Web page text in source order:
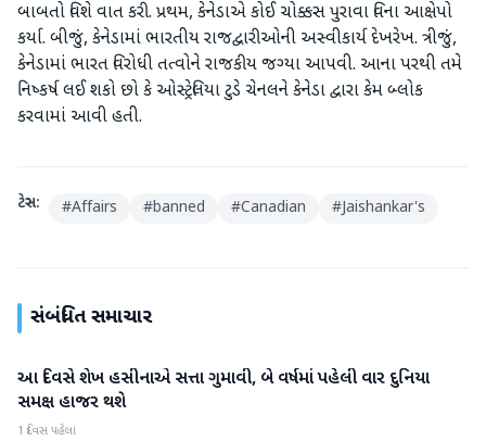
બાબતો વિશે વાત કરી. પ્રથમ, કેનેડાએ કોઈ ચોક્કસ પુરાવા વિના આક્ષેપો
કર્યા. બીજું, કેનેડામાં ભારતીય રાજદ્વારીઓની અસ્વીકાર્ય દેખરેખ. ત્રીજું,
કેનેડામાં ભારત વિરોધી તત્વોને રાજકીય જગ્યા આપવી. આના પરથી તમે
નિષ્કર્ષ લઈ શકો છો કે ઓસ્ટ્રેલિયા ટુડે ચેનલને કેનેડા દ્વારા કેમ બ્લોક
કરવામાં આવી હતી.
ટેગ્સ: #Affairs #banned #Canadian #Jaishankar's
સંબંધિત સમાચાર
આંતરરાષ્ટ્રીય
આ દિવસે શેખ હસીનાએ સત્તા ગુમાવી, બે વર્ષમાં પહેલી વાર દુનિયા
સમક્ષ હાજર થશે
1 દિવસ પહેલા